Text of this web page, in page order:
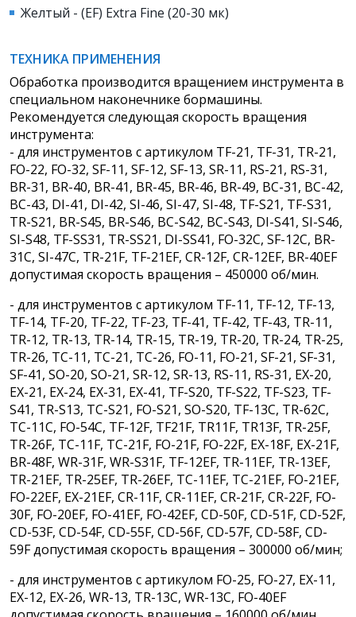
Желтый - (EF) Extra Fine (20-30 мк)
ТЕХНИКА ПРИМЕНЕНИЯ
Обработка производится вращением инструмента в
специальном наконечнике бормашины.
Рекомендуется следующая скорость вращения
инструмента:
- для инструментов с артикулом TF-21, TF-31, TR-21,
FO-22, FO-32, SF-11, SF-12, SF-13, SR-11, RS-21, RS-31,
BR-31, BR-40, BR-41, BR-45, BR-46, BR-49, BC-31, BC-42,
BC-43, DI-41, DI-42, SI-46, SI-47, SI-48, TF-S21, TF-S31,
TR-S21, BR-S45, BR-S46, BC-S42, BC-S43, DI-S41, SI-S46,
SI-S48, TF-SS31, TR-SS21, DI-SS41, FO-32C, SF-12C, BR-
31C, SI-47C, TR-21F, TF-21EF, CR-12F, CR-12EF, BR-40EF
допустимая скорость вращения – 450000 об/мин.
- для инструментов с артикулом TF-11, TF-12, TF-13,
TF-14, TF-20, TF-22, TF-23, TF-41, TF-42, TF-43, TR-11,
TR-12, TR-13, TR-14, TR-15, TR-19, TR-20, TR-24, TR-25,
TR-26, TC-11, TC-21, TC-26, FO-11, FO-21, SF-21, SF-31,
SF-41, SO-20, SO-21, SR-12, SR-13, RS-11, RS-31, EX-20,
EX-21, EX-24, EX-31, EX-41, TF-S20, TF-S22, TF-S23, TF-
S41, TR-S13, TC-S21, FO-S21, SO-S20, TF-13C, TR-62C,
TC-11C, FO-54C, TF-12F, TF21F, TR11F, TR13F, TR-25F,
TR-26F, TC-11F, TC-21F, FO-21F, FO-22F, EX-18F, EX-21F,
BR-48F, WR-31F, WR-S31F, TF-12EF, TR-11EF, TR-13EF,
TR-21EF, TR-25EF, TR-26EF, TC-11EF, TC-21EF, FO-21EF,
FO-22EF, EX-21EF, CR-11F, CR-11EF, CR-21F, CR-22F, FO-
30F, FO-20EF, FO-41EF, FO-42EF, CD-50F, CD-51F, CD-52F,
CD-53F, CD-54F, CD-55F, CD-56F, CD-57F, CD-58F, CD-
59F допустимая скорость вращения – 300000 об/мин;
- для инструментов с артикулом FO-25, FO-27, EX-11,
EX-12, EX-26, WR-13, TR-13C, WR-13C, FO-40EF